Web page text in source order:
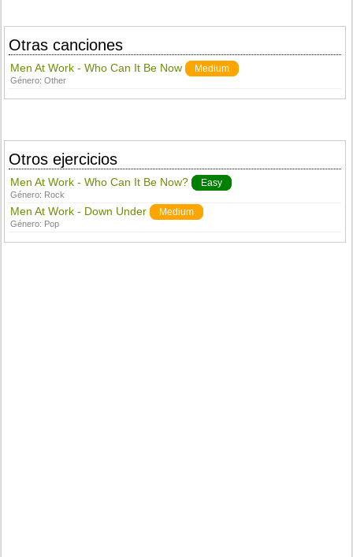
Otras canciones
Men At Work - Who Can It Be Now Medium
Género:Other
Otros ejercicios
Men At Work - Who Can It Be Now? Easy
Género: Rock
Men At Work - Down Under Medium
Género: Pop